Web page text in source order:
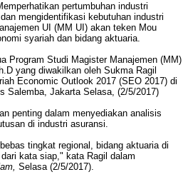
pertumbuhan industri
mengidentifikasi kebutuhan industri
UI (MM UI) akan teken Mou
syariah dan bidang aktuaria.
Program Studi Magister Manajemen (MM)
yang diwakilkan oleh Sukma Ragil
Economic Outlook 2017 (SEO 2017) di
Salemba, Jakarta Selasa, (2/5/2017)
penting dalam menyediakan analisis
di industri asuransi.
tingkat regional, bidang aktuaria di
kata siap," kata Ragil dalam
Selasa (2/5/2017).